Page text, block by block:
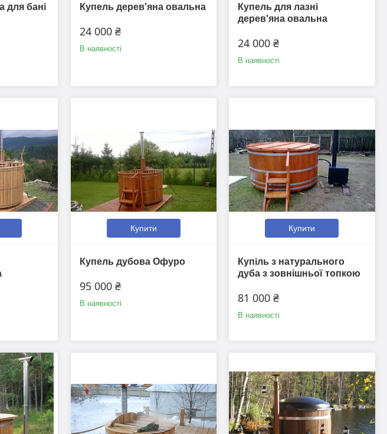
для бані
Купель дерев'яна овальна
24 000 ₴
В наявності
Купель для лазні
дерев'яна овальна
24 000 ₴
В наявності
Купити
Купель дубова Офуро
95 000 ₴
В наявності
Купити
Купіль з натурального
дуба з зовнішньої топкою
81 000 ₴
В наявності